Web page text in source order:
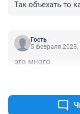
Так объехать то
Гость
5 февраля 2023,
это много